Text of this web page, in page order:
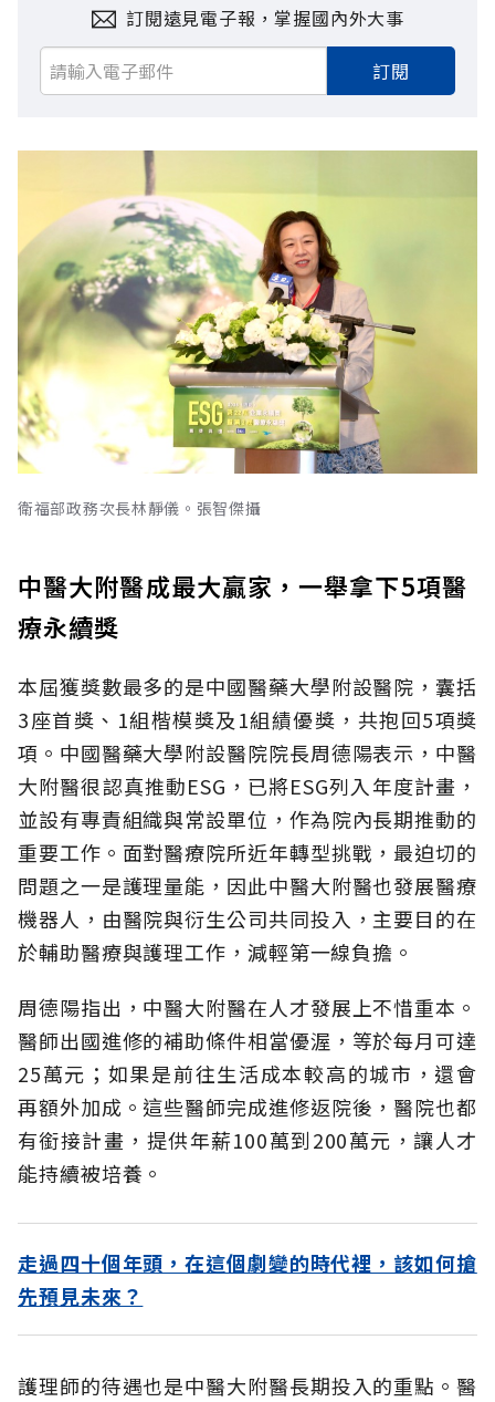
訂閱遠見電子報，掌握國內外大事
訂閱
衛福部政務次長林靜儀。張智傑攝
中醫大附醫成最大贏家，一舉拿下5項醫
療永續獎
本屆獲獎數最多的是中國醫藥大學附設醫院，囊括
3座首獎、1組楷模獎及1組績優獎，共抱回5項獎
項。中國醫藥大學附設醫院院長周德陽表示，中醫
大附醫很認真推動ESG，已將ESG列入年度計畫，
並設有專責組織與常設單位，作為院內長期推動的
重要工作。面對醫療院所近年轉型挑戰，最迫切的
問題之一是護理量能，因此中醫大附醫也發展醫療
機器人，由醫院與衍生公司共同投入，主要目的在
於輔助醫療與護理工作，減輕第一線負擔。
周德陽指出，中醫大附醫在人才發展上不惜重本。
醫師出國進修的補助條件相當優渥，等於每月可達
25萬元；如果是前往生活成本較高的城市，還會
再額外加成。這些醫師完成進修返院後，醫院也都
有銜接計畫，提供年薪100萬到200萬元，讓人才
能持續被培養。
走過四十個年頭，在這個劇變的時代裡，該如何搶
先預見未來？
護理師的待遇也是中醫大附醫長期投入的重點。醫